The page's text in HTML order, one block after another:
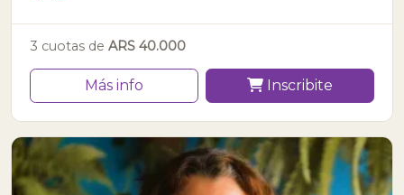
3 cuotas de ARS 40.000
Más info Inscribite